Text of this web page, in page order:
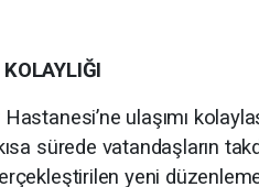
ulaşımı
sürede vatandaşların
yeni